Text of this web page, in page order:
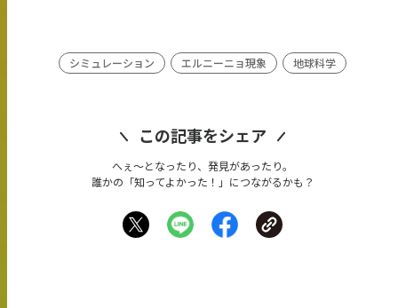
シミュレーション エルニーニョ現象 地球科学
この記事をシェア
へぇ〜となったり、発見があったり。
誰かの「知ってよかった！」につながるかも？